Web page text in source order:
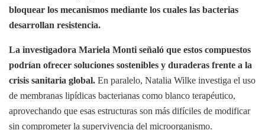
bloquear los mecanismos mediante los cuales las bacterias
desarrollan resistencia.
La investigadora Mariela Monti señaló que estos compuestos
podrían ofrecer soluciones sostenibles y duraderas frente a la
crisis sanitaria global. En paralelo, Natalia Wilke investiga el uso
de membranas lipídicas bacterianas como blanco terapéutico,
aprovechando que esas estructuras son más difíciles de modificar
sin comprometer la supervivencia del microorganismo.